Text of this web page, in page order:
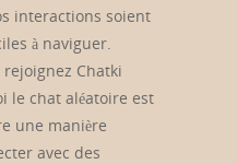
interactions soient
à naviguer.
rejoignez Chatki
le chat aléatoire est
une manière
avec des